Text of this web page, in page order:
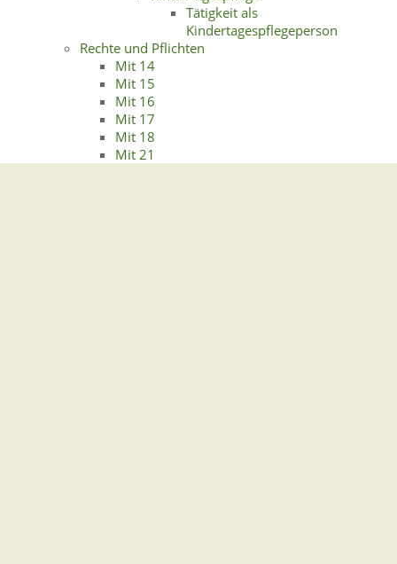
Tätigkeit als
Kindertagespflegeperson
Rechte und Pflichten
Mit 14
Mit 15
Mit 16
Mit 17
Mit 18
Mit 21